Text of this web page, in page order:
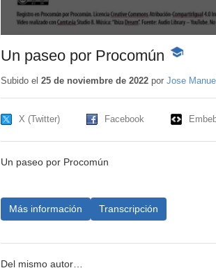
Un paseo por Procomún
-
educativo
Subido el 25 de noviembre de 2022por Jose
X (Twitter) Facebook
Un paseo por Procomún
Más información Transcripción
Del mismo autor…